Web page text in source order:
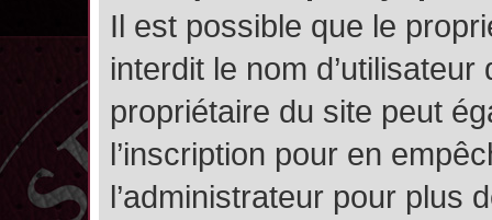
Il est possible que le
interdit le nom
propriétaire du site peut
l’inscription pour en
l’administrateur pour plus